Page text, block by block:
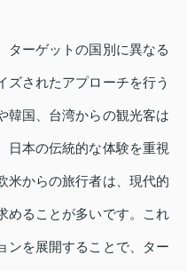
ターゲットの国別に異なる
ズされたアプローチを行う
韓国、台湾からの観光客は
日本の伝統的な体験を重視
米からの旅行者は、現代的
めることが多いです。これ
ンを展開することで、ター